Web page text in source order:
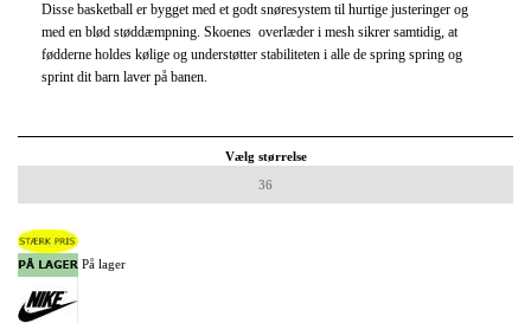
Disse basketball er bygget med et godt snøresystem til hurtige justeringer og
med en blød støddæmpning. Skoenes overlæder i mesh sikrer samtidig, at
fødderne holdes kølige og understøtter stabiliteten i alle de spring spring og
sprint dit barn laver på banen.
Vælg størrelse
36
På lager